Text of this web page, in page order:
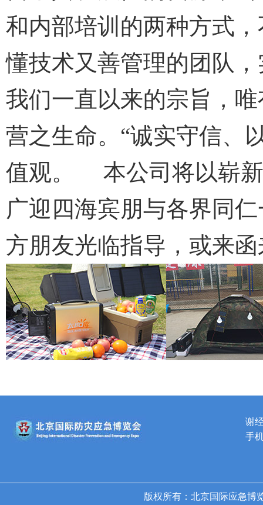
和内部培训的两种方式
懂技术又善管理的团队
我们一直以来的宗旨，
营之生命。“诚实守信、
值观。 本公司将以崭新
广迎四海宾朋与各界同
方朋友光临指导，或来
谢
手
版权所有：北京国际应急博